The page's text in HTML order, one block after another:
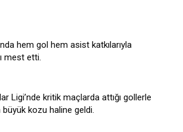
hem gol hem asist katkılarıyla
mest etti.
Ligi’nde kritik maçlarda attığı gollerle
büyük kozu haline geldi.